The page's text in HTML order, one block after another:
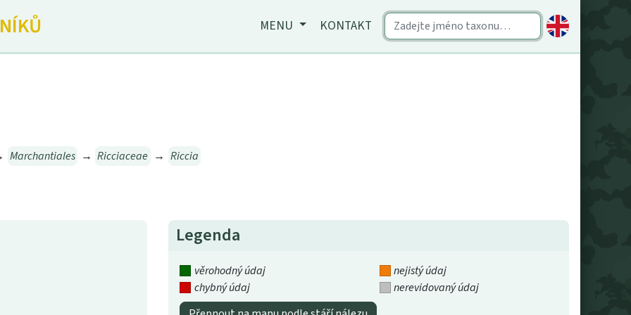
MENU KONTAKT
Marchantiales → Ricciaceae → Riccia
Legenda
věrohodný údaj
nejistý údaj
chybný údaj
nerevidovaný údaj